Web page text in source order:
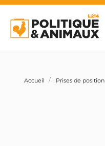
Accueil Prises de position